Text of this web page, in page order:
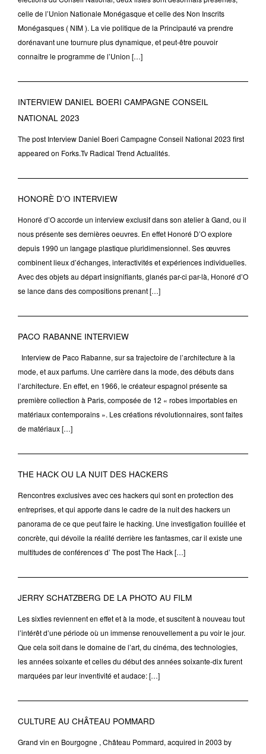
celle de l’Union Nationale Monégasque et celle des Non Inscrits
Monégasques ( NIM ). La vie politique de la Principauté va prendre
dorénavant une tournure plus dynamique, et peut-être pouvoir
connaître le programme de l’Union […]
INTERVIEW DANIEL BOERI CAMPAGNE CONSEIL
NATIONAL 2023
The post Interview Daniel Boeri Campagne Conseil National 2023 first
appeared on Forks.Tv Radical Trend Actualités.
HONORÈ D’O INTERVIEW
Honoré d’O accorde un interview exclusif dans son atelier à Gand, ou il
nous présente ses dernières oeuvres. En effet Honoré D’O explore
depuis 1990 un langage plastique pluridimensionnel. Ses œuvres
combinent lieux d’échanges, interactivités et expériences individuelles.
Avec des objets au départ insignifiants, glanés par-ci par-là, Honoré d’O
se lance dans des compositions prenant […]
PACO RABANNE INTERVIEW
Interview de Paco Rabanne, sur sa trajectoire de l’architecture à la
mode, et aux parfums. Une carrière dans la mode, des débuts dans
l’architecture. En effet, en 1966, le créateur espagnol présente sa
première collection à Paris, composée de 12 « robes importables en
matériaux contemporains ». Les créations révolutionnaires, sont faites
de matériaux […]
THE HACK OU LA NUIT DES HACKERS
Rencontres exclusives avec ces hackers qui sont en protection des
entreprises, et qui apporte dans le cadre de la nuit des hackers un
panorama de ce que peut faire le hacking. Une investigation fouillée et
concrète, qui dévoile la réalité derrière les fantasmes, car il existe une
multitudes de conférences d’ The post The Hack […]
JERRY SCHATZBERG DE LA PHOTO AU FILM
Les sixties reviennent en effet et à la mode, et suscitent à nouveau tout
l’intérêt d’une période où un immense renouvellement a pu voir le jour.
Que cela soit dans le domaine de l’art, du cinéma, des technologies,
les années soixante et celles du début des années soixante-dix furent
marquées par leur inventivité et audace: […]
CULTURE AU CHÂTEAU POMMARD
Grand vin en Bourgogne , Château Pommard, acquired in 2003 by